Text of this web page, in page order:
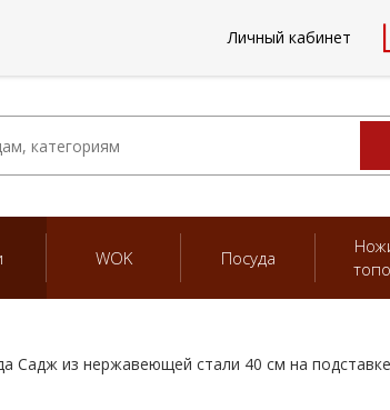
WOK Посуда
Садж из нержавеющей стали 40 см на
Личный кабинет